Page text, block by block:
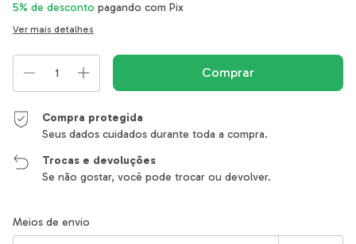
5% de desconto pagando com Pix
Ver mais detalhes
Compra protegida
Seus dados cuidados durante toda a compra.
Trocas e devoluções
Se não gostar, você pode trocar ou devolver.
Entregas para o CEP:
Meios de envio